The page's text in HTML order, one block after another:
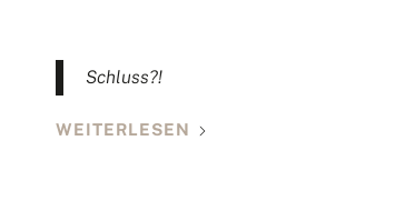
Schluss?!
WEITERLESEN